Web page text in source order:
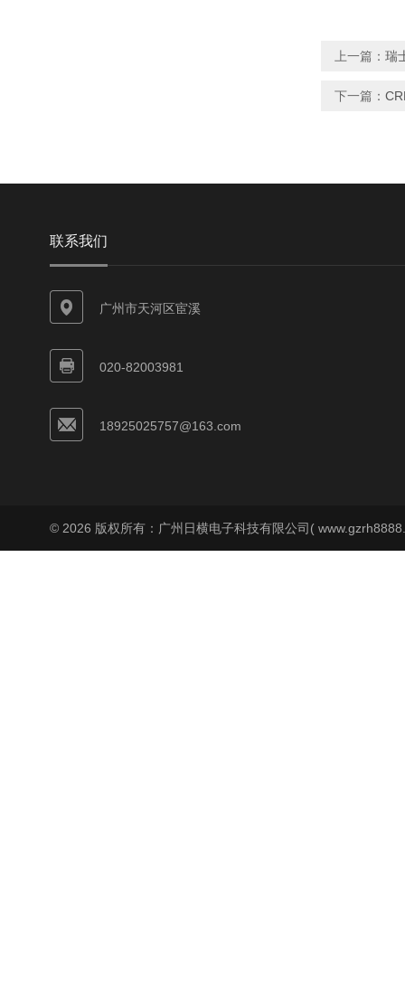
上一篇： 瑞
下一篇：
联系我们
广州市天河区宦溪
020-82003981
18925025757@163.com
© 2026 版权所有：广州日横电子科技有限公司(